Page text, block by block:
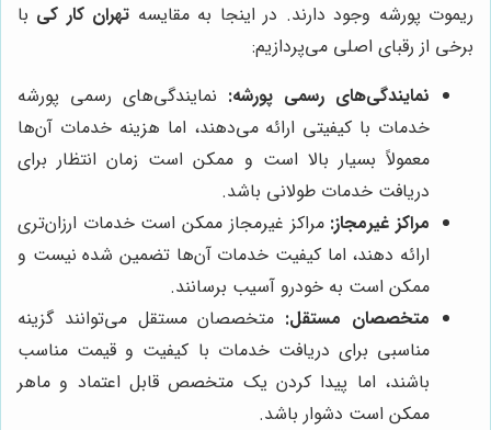
ریموت پورشه وجود دارند. در اینجا به مقایسه تهران کار کی با
برخی از رقبای اصلی می‌پردازیم:
نمایندگی‌های رسمی پورشه: نمایندگی‌های رسمی پورشه
خدمات با کیفیتی ارائه می‌دهند، اما هزینه خدمات آن‌ها
معمولاً بسیار بالا است و ممکن است زمان انتظار برای
دریافت خدمات طولانی باشد.
مراکز غیرمجاز: مراکز غیرمجاز ممکن است خدمات ارزان‌تری
ارائه دهند، اما کیفیت خدمات آن‌ها تضمین شده نیست و
ممکن است به خودرو آسیب برسانند.
متخصصان مستقل: متخصصان مستقل می‌توانند گزینه
مناسبی برای دریافت خدمات با کیفیت و قیمت مناسب
باشند، اما پیدا کردن یک متخصص قابل اعتماد و ماهر
ممکن است دشوار باشد.